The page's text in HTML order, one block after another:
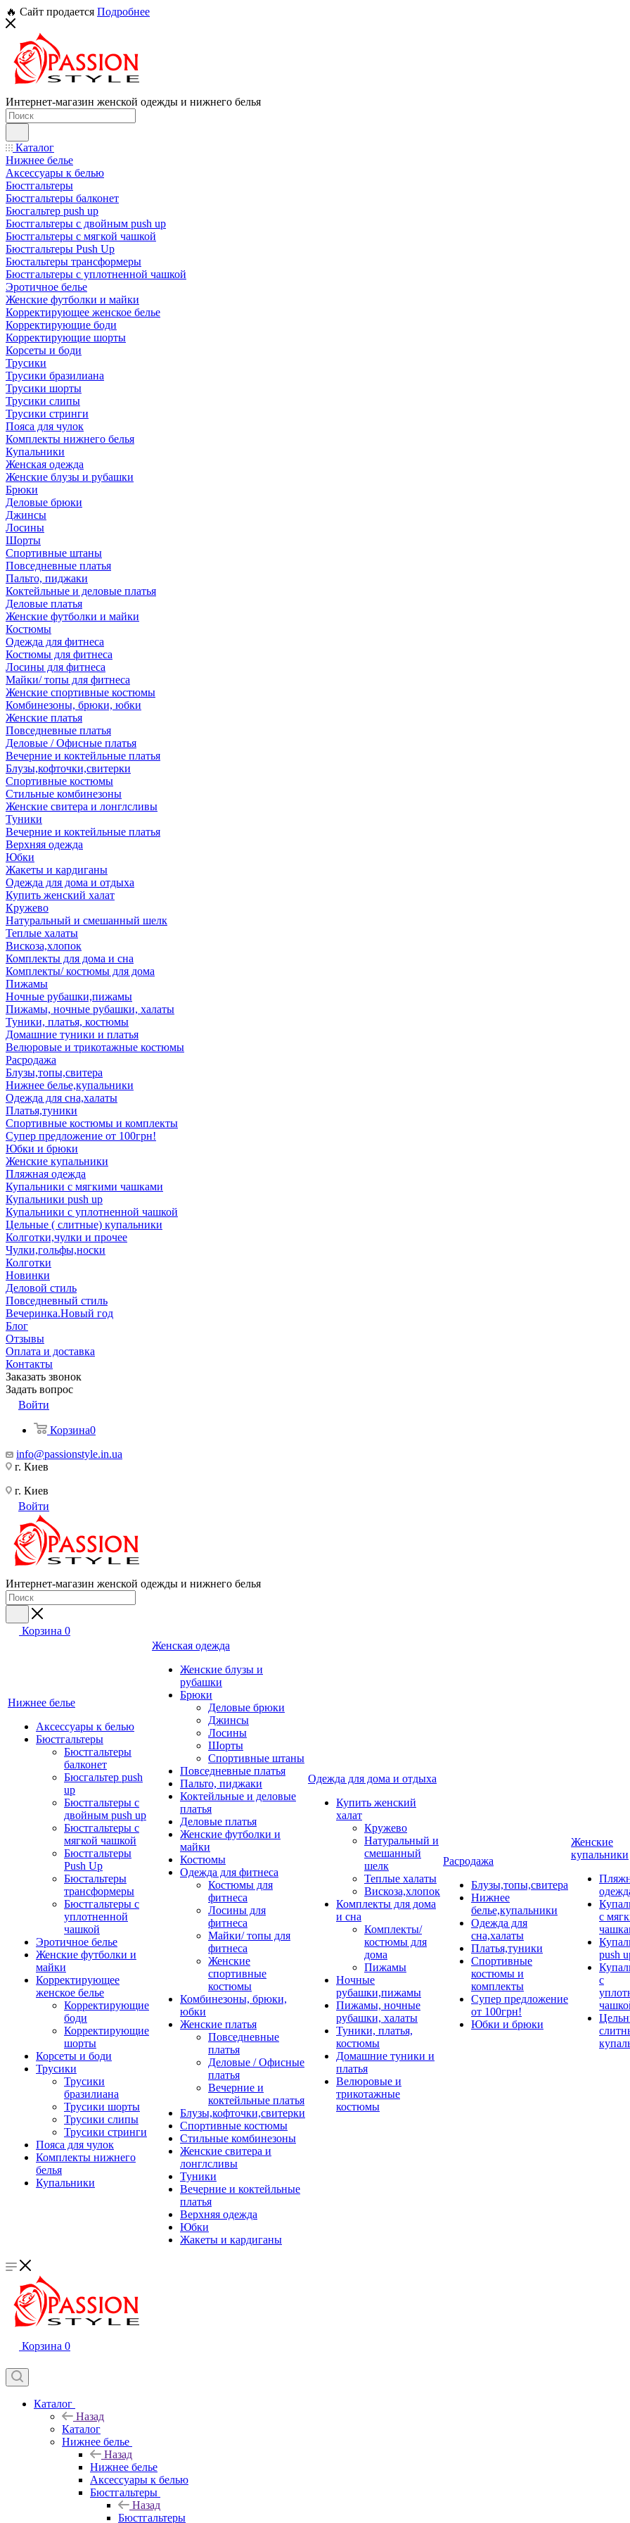
🔥 Сайт продается Подробнее
Интернет-магазин женской одежды и нижнего белья
Каталог
Нижнее белье
Аксессуары к белью
Бюстгальтеры
Бюстгальтеры балконет
Бюсгальтер push up
Бюстгальтеры с двойным push up
Бюстгальтеры с мягкой чашкой
Бюстгальтеры Push Up
Бюстальтеры трансформеры
Бюстгальтеры с уплотненной чашкой
Эротичное белье
Женские футболки и майки
Корректирующее женское белье
Корректирующие боди
Корректирующие шорты
Корсеты и боди
Трусики
Трусики бразилиана
Трусики шорты
Трусики слипы
Трусики стринги
Пояса для чулок
Комплекты нижнего белья
Купальники
Женская одежда
Женские блузы и рубашки
Брюки
Деловые брюки
Джинсы
Лосины
Шорты
Спортивные штаны
Повседневные платья
Пальто, пиджаки
Коктейльные и деловые платья
Деловые платья
Женские футболки и майки
Костюмы
Одежда для фитнеса
Костюмы для фитнеса
Лосины для фитнеса
Майки/ топы для фитнеса
Женские спортивные костюмы
Комбинезоны, брюки, юбки
Женские платья
Повседневные платья
Деловые / Офисные платья
Вечерние и коктейльные платья
Блузы,кофточки,свитерки
Спортивные костюмы
Стильные комбинезоны
Женские свитера и лонглсливы
Туники
Вечерние и коктейльные платья
Верхняя одежда
Юбки
Жакеты и кардиганы
Одежда для дома и отдыха
Купить женский халат
Кружево
Натуральный и смешанный шелк
Теплые халаты
Вискоза,хлопок
Комплекты для дома и сна
Комплекты/ костюмы для дома
Пижамы
Ночные рубашки,пижамы
Пижамы, ночные рубашки, халаты
Туники, платья, костюмы
Домашние туники и платья
Велюровые и трикотажные костюмы
Расродажа
Блузы,топы,свитера
Нижнее белье,купальники
Одежда для сна,халаты
Платья,туники
Спортивные костюмы и комплекты
Супер предложение от 100грн!
Юбки и брюки
Женские купальники
Пляжная одежда
Купальники с мягкими чашками
Купальники push up
Купальники с уплотненной чашкой
Цельные ( слитные) купальники
Колготки,чулки и прочее
Чулки,гольфы,носки
Колготки
Новинки
Деловой стиль
Повседневный стиль
Вечеринка.Новый год
Блог
Отзывы
Оплата и доставка
Контакты
Заказать звонок
Задать вопрос
Войти
Корзина0
info@passionstyle.in.ua
г. Киев
г. Киев
Войти
Интернет-магазин женской одежды и нижнего белья
Корзина 0
Нижнее белье
Аксессуары к белью
Бюстгальтеры
Бюстгальтеры
балконет
Бюсгальтер push
up
Бюстгальтеры с
двойным push up
Бюстгальтеры с
мягкой чашкой
Бюстгальтеры
Push Up
Бюстальтеры
трансформеры
Бюстгальтеры с
уплотненной
чашкой
Эротичное белье
Женские футболки и
майки
Корректирующее
женское белье
Корректирующие
боди
Корректирующие
шорты
Корсеты и боди
Трусики
Трусики
бразилиана
Трусики шорты
Трусики слипы
Трусики стринги
Пояса для чулок
Комплекты нижнего
белья
Купальники
Женская одежда
Женские блузы и
рубашки
Брюки
Деловые брюки
Джинсы
Лосины
Шорты
Спортивные штаны
Повседневные платья
Пальто, пиджаки
Коктейльные и деловые
платья
Деловые платья
Женские футболки и
майки
Костюмы
Одежда для фитнеса
Костюмы для
фитнеса
Лосины для
фитнеса
Майки/ топы для
фитнеса
Женские
спортивные
костюмы
Комбинезоны, брюки,
юбки
Женские платья
Повседневные
платья
Деловые / Офисные
платья
Вечерние и
коктейльные платья
Блузы,кофточки,свитерки
Спортивные костюмы
Стильные комбинезоны
Женские свитера и
лонглсливы
Туники
Вечерние и коктейльные
платья
Верхняя одежда
Юбки
Жакеты и кардиганы
Одежда для дома и отдыха
Купить женский
халат
Кружево
Натуральный и
смешанный
шелк
Теплые халаты
Вискоза,хлопок
Комплекты для дома
и сна
Комплекты/
костюмы для
дома
Пижамы
Ночные
рубашки,пижамы
Пижамы, ночные
рубашки, халаты
Туники, платья,
костюмы
Домашние туники и
платья
Велюровые и
трикотажные
костюмы
Расродажа
Блузы,топы,свитера
Нижнее
белье,купальники
Одежда для
сна,халаты
Платья,туники
Спортивные
костюмы и
комплекты
Супер предложение
от 100грн!
Юбки и брюки
Женские
купальники
с
push
с
Корзина 0
Каталог
Назад
Каталог
Нижнее белье
Назад
Нижнее белье
Аксессуары к белью
Бюстгальтеры
Назад
Бюстгальтеры